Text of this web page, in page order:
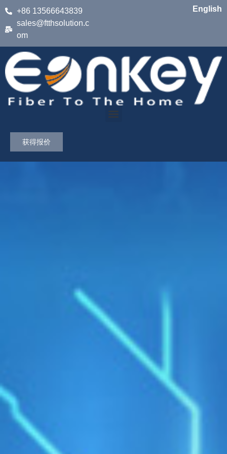
+86 13566643839
sales@ftthsolution.c
om
English
获得报价